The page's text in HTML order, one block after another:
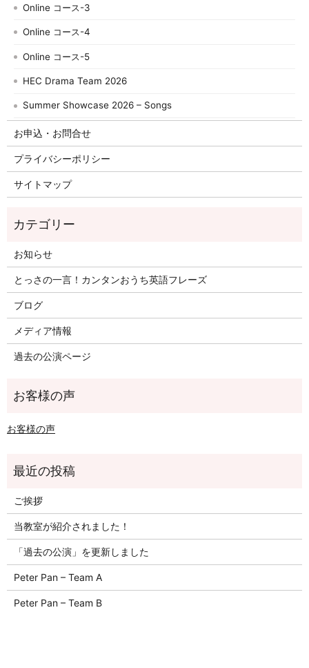
Online コース-3
Online コース-4
Online コース-5
HEC Drama Team 2026
Summer Showcase 2026 – Songs
お申込・お問合せ
プライバシーポリシー
サイトマップ
お知らせ
とっさの一言！カンタンおうち英語フレーズ
ブログ
メディア情報
過去の公演ページ
お客様の声
ご挨拶
当教室が紹介されました！
「過去の公演」を更新しました
Peter Pan – Team A
Peter Pan – Team B